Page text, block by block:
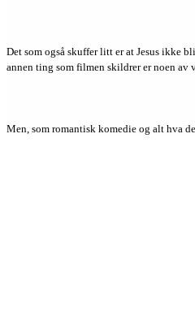
Det som også skuffer litt er at Jesus ikke
annen ting som filmen skildrer er noen av
Men, som romantisk komedie og alt hva